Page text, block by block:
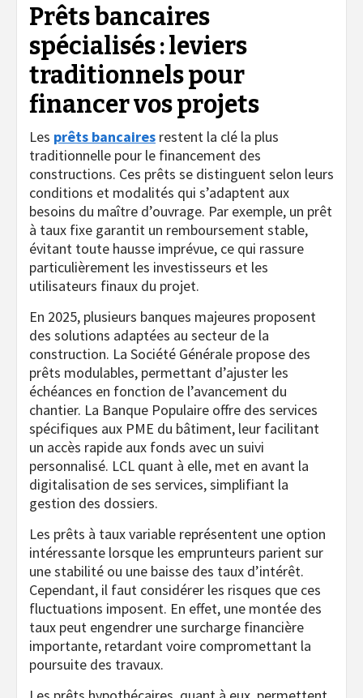
Prêts bancaires
spécialisés : leviers
traditionnels pour
financer vos projets
Les prêts bancaires restent la clé la plus
traditionnelle pour le financement des
constructions. Ces prêts se distinguent selon leurs
conditions et modalités qui s’adaptent aux
besoins du maître d’ouvrage. Par exemple, un prêt
à taux fixe garantit un remboursement stable,
évitant toute hausse imprévue, ce qui rassure
particulièrement les investisseurs et les
utilisateurs finaux du projet.
En 2025, plusieurs banques majeures proposent
des solutions adaptées au secteur de la
construction. La Société Générale propose des
prêts modulables, permettant d’ajuster les
échéances en fonction de l’avancement du
chantier. La Banque Populaire offre des services
spécifiques aux PME du bâtiment, leur facilitant
un accès rapide aux fonds avec un suivi
personnalisé. LCL quant à elle, met en avant la
digitalisation de ses services, simplifiant la
gestion des dossiers.
Les prêts à taux variable représentent une option
intéressante lorsque les emprunteurs parient sur
une stabilité ou une baisse des taux d’intérêt.
Cependant, il faut considérer les risques que ces
fluctuations imposent. En effet, une montée des
taux peut engendrer une surcharge financière
importante, retardant voire compromettant la
poursuite des travaux.